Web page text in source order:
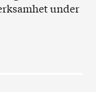
under